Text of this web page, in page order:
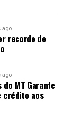
ago
recorde de
ago
MT Garante
crédito aos